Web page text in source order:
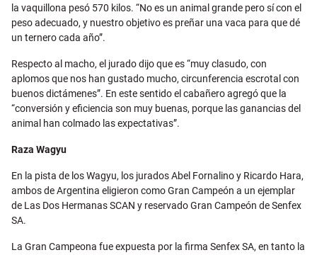
la vaquillona pesó 570 kilos. “No es un animal grande pero sí con el
peso adecuado, y nuestro objetivo es preñar una vaca para que dé
un ternero cada año”.
Respecto al macho, el jurado dijo que es “muy clasudo, con
aplomos que nos han gustado mucho, circunferencia escrotal con
buenos dictámenes”. En este sentido el cabañero agregó que la
“conversión y eficiencia son muy buenas, porque las ganancias del
animal han colmado las expectativas”.
Raza Wagyu
En la pista de los Wagyu, los jurados Abel Fornalino y Ricardo Hara,
ambos de Argentina eligieron como Gran Campeón a un ejemplar
de Las Dos Hermanas SCAN y reservado Gran Campeón de Senfex
SA.
La Gran Campeona fue expuesta por la firma Senfex SA, en tanto la